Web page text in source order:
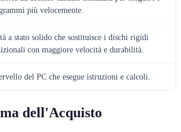
più velocemente.
a stato solido che sostituisce i dischi rigidi
con maggiore velocità e durabilità.
del PC che esegue istruzioni e calcoli.
dell'Acquisto